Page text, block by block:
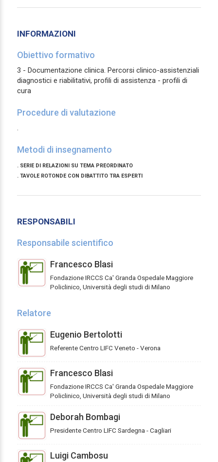
INFORMAZIONI
Obiettivo formativo
3 - Documentazione clinica. Percorsi clinico-assistenziali
diagnostici e riabilitativi, profili di assistenza - profili di
cura
Procedure di valutazione
.
Metodi di insegnamento
. SERIE DI RELAZIONI SU TEMA PREORDINATO
. TAVOLE ROTONDE CON DIBATTITO TRA ESPERTI
RESPONSABILI
Responsabile scientifico
Francesco Blasi
Fondazione IRCCS Ca' Granda Ospedale Maggiore
Policlinico, Università degli studi di Milano
Relatore
Eugenio Bertolotti
Referente Centro LIFC Veneto - Verona
Francesco Blasi
Fondazione IRCCS Ca' Granda Ospedale Maggiore
Policlinico, Università degli studi di Milano
Deborah Bombagi
Presidente Centro LIFC Sardegna - Cagliari
Luigi Cambosu